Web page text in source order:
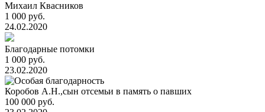
Михаил Квасников
1 000 руб.
24.02.2020
Благодарные потомки
1 000 руб.
23.02.2020
Коробов А.Н.,сын отсемьи в память о павших
100 000 руб.